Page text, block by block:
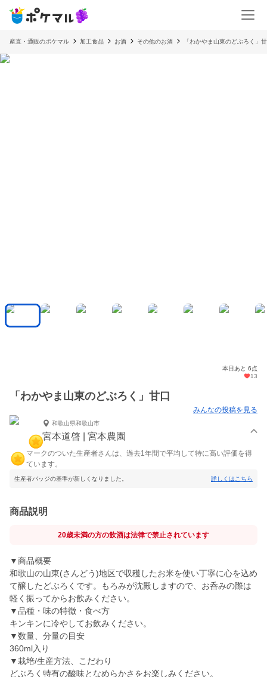
産直・通販のポケマル 加工食品 お酒 その他のお酒 「わかやま山東のどぶろく」
本日あと 6点
13
「わかやま山東のどぶろく」甘口
みんなの投稿を見る
和歌山県和歌山市
宮本道啓 | 宮本農園
マークのついた生産者さんは、過去1年間で平均して特に高い評価を得
ています。
生産者バッジの基準が新しくなりました。 詳しくはこちら
商品説明
20歳未満の方の飲酒は法律で禁止されています
▼商品概要
和歌山の山東(さんどう)地区で収穫したお米を使い丁寧に心を込め
て醸したどぶろくです。もろみが沈殿しますので、お呑みの際は
軽く振ってからお飲みください。
▼品種・味の特徴・食べ方
キンキンに冷やしてお飲みください。
▼数量、分量の目安
360ml入り
▼栽培/生産方法、こだわり
どぶろく特有の酸味となめらかさをお楽しみください。